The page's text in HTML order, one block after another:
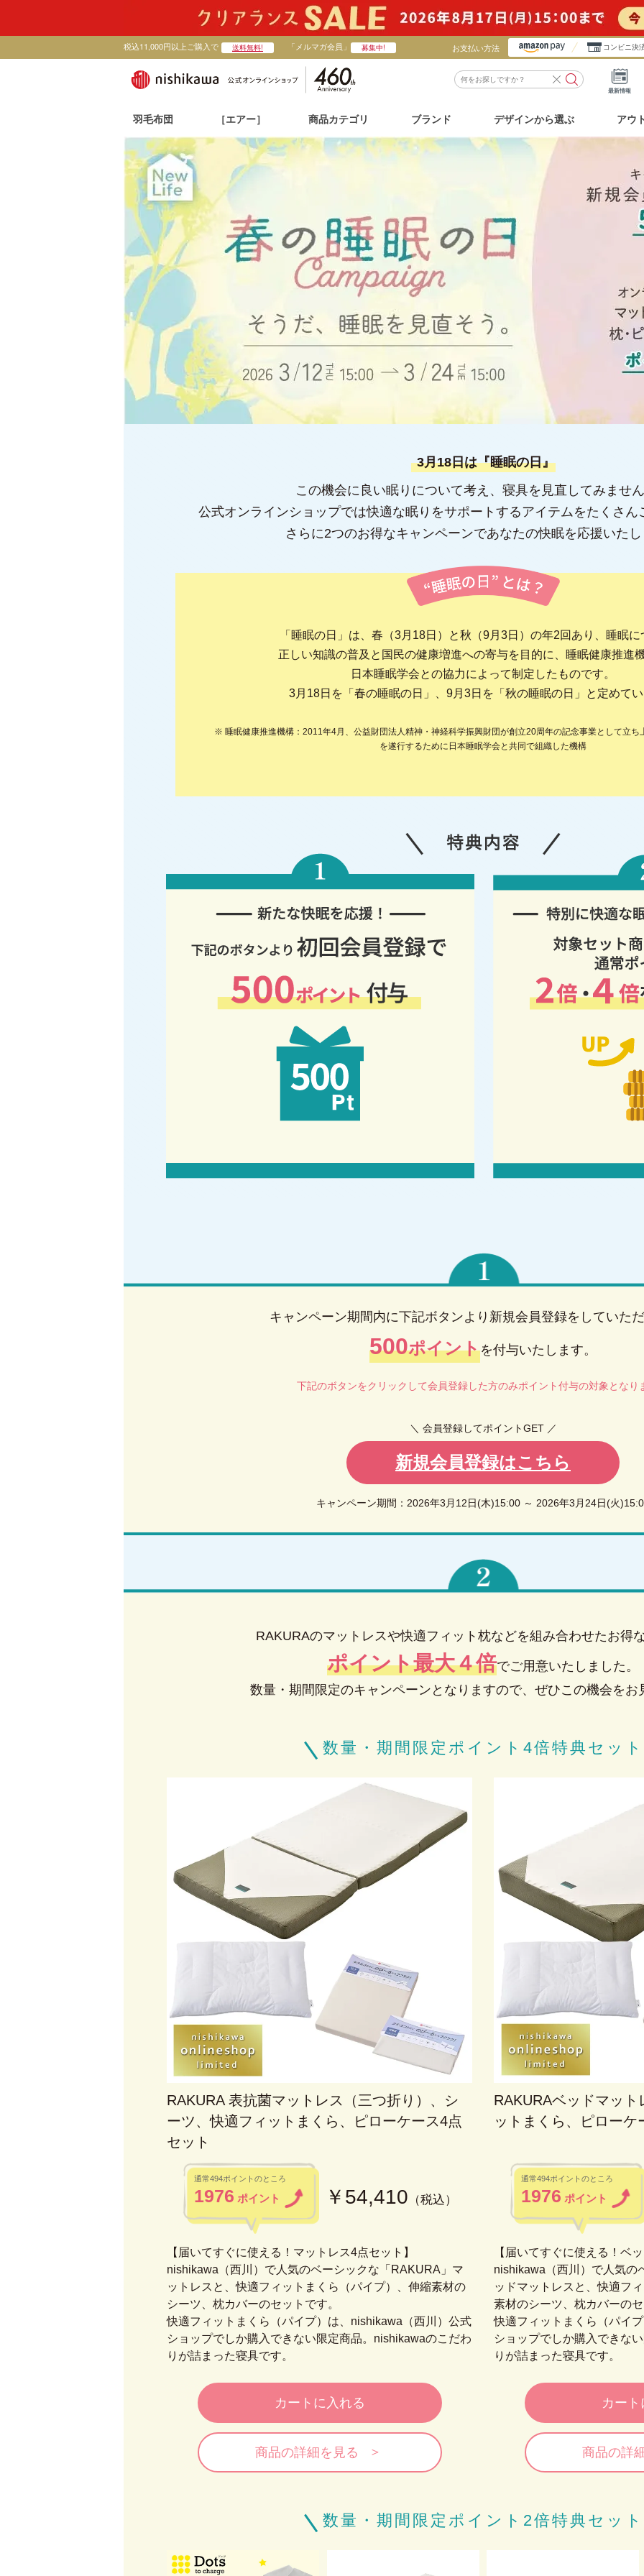
税込11,000円以上ご購入で 送料無料! 「メルマガ会員」 募集中! お支払い方法 コンビニ決
最新情報
羽毛布団 ［エアー］ 商品カテゴリ ブランド デザインから選ぶ アウ
3月18日は『睡眠の日』
この機会に良い眠りについて考え、 寝具を見直してみませ
公式オンラインショップでは快適な眠りをサポートするアイテムをたくさん
さらに2つのお得なキャンペーンであなたの快眠を応援いたし
「睡眠の日」は、春（3月18日）と秋（9月3日）の年2回あり、睡眠に
正しい知識の普及と国民の健康増進への寄与を目的に、睡眠健康推進
日本睡眠学会との協力によって制定したものです。
3月18日を「春の睡眠の日」、 9月3日を「秋の睡眠の日」と定めてい
※ 睡眠健康推進機構：2011年4月、公益財団法人精神・ 神経科学振興財団が創立20周年の記念事業として立ち
を遂行するために日本睡眠学会と共同で組織した機構
キャンペーン期間内に下記ボタンより新規会員登録を していた
500ポイントを付与いたします。
下記のボタンをクリックして会員登録した方のみポイント付与の対象となり
＼ 会員登録してポイントGET ／
新規会員登録はこちら
キャンペーン期間： 2026年3月12日(木)15:00 ～ 2026年3月24日(火
RAKURAのマットレスや快適フィット枕などを組み合わせたお得な
ポイント最大４倍でご用意いたしました。
数量・期間限定のキャンペーンとなりますので、ぜひこの機会をお
数量・期間限定 ポイント4倍特典セット
RAKURA 表抗菌マットレス（三つ折り）、シ
ーツ、快適フィットまくら、ピローケース4点
セット
通常494ポイントのところ
1976 ポイント ￥54,410 （税込）
【届いてすぐに使える！マットレス4点セット】
nishikawa（西川）で人気のベーシックな「RAKURA」マ
ットレスと、快適フィットまくら（パイプ）、伸縮素材の
シーツ、枕カバーのセットです。
快適フィットまくら（パイプ）は、nishikawa（西川）公式
ショップでしか購入できない限定商品。nishikawaのこだわ
りが詰まった寝具です。
カートに入れる
商品の詳細を見る
RAKURAベッドマッ
ットまくら、ピローケ
通常494ポイントのところ
1976 ポイント
【届いてすぐに使える！ベ
nishikawa（西川）で人気の
ッドマットレスと、快適フ
素材のシーツ、枕カバーのセ
快適フィットまくら（パイ
ショップでしか購入できな
りが詰まった寝具です。
カート
商品の詳
数量・期間限定 ポイント2倍特典セット